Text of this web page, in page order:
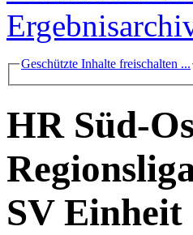
Geschützte Inhalte freischalten ...
HR Süd-
SV